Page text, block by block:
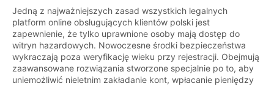
Jedną z najważniejszych zasad wszystkich legalnych
platform online obsługujących klientów polski jest
zapewnienie, że tylko uprawnione osoby mają dostęp do
witryn hazardowych. Nowoczesne środki bezpieczeństwa
wykraczają poza weryfikację wieku przy rejestracji. Obejmują
zaawansowane rozwiązania stworzone specjalnie po to, aby
uniemożliwić nieletnim zakładanie kont, wpłacanie pieniędzy